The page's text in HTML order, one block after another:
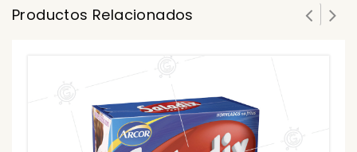
Productos Relacionados